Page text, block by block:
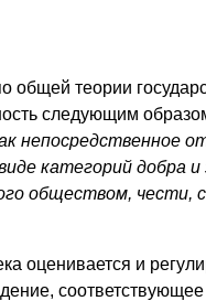
общей теории
следующим
непосредственное
категорий добра
обществом, чести,
оценивается и